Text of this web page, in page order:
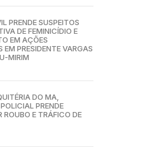
PRENDE SUSPEITOS
DE FEMINICÍDIO E
EM AÇÕES
EM PRESIDENTE VARGAS
MIRIM
DO MA,
PRENDE
ROUBO E TRÁFICO DE